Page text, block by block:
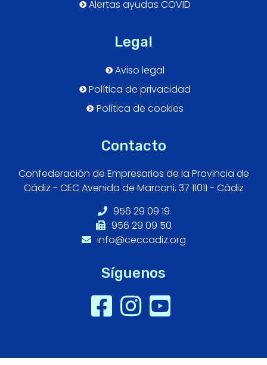
Alertas ayudas COVID
Legal
Aviso legal
Política de privacidad
Política de cookies
Contacto
Confederación de Empresarios de la Provincia de
Cádiz - CEC Avenida de Marconi, 37 11011 - Cádiz
956 29 09 19
956 29 09 50
info@ceccadiz.org
Síguenos